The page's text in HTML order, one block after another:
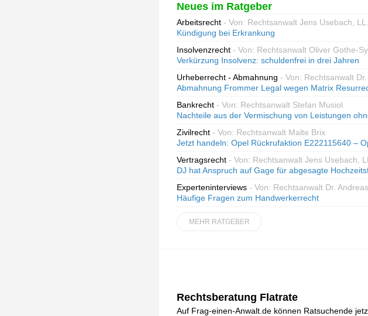
Neues im Ratgeber
Arbeitsrecht - Von: Rechtsanwalt Jens Usebach,
Kündigung bei Erkrankung
Insolvenzrecht - Von: Rechtsanwalt Oliver Gothe-
Verkürzung Insolvenz: schuldenfrei in drei Jahren
Urheberrecht - Abmahnung - Von: Rechtsanwalt
Abmahnung Frommer Legal wegen Matrix
Bankrecht - Von: Rechtsanwalt Stefan Musiol
Nachteile aus der Vermischung von Leistungen
Zivilrecht - Von: Rechtsanwalt Malte Brix
Jetzt handeln: Opel Rückrufaktion E222115640 –
Vertragsrecht - Von: Rechtsanwalt Jens Usebach,
DJ hat Anspruch auf Gage für abgesagte
Experteninterviews - Von: Rechtsanwalt Dr.
Häufige Fragen zum Handwerkerrecht
MEHR RATGEBER
Rechtsberatung Flatrate
Auf Frag-einen-Anwalt.de können Ratsuchende